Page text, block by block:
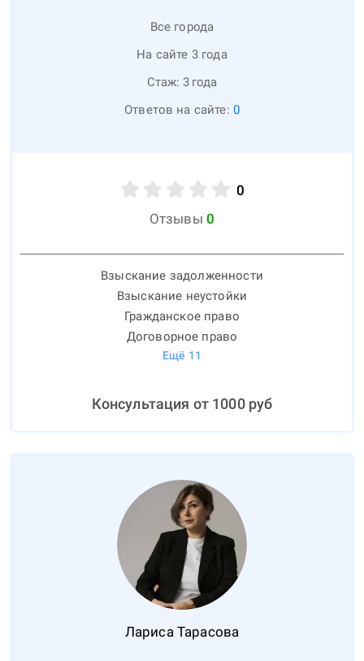
Все города
На сайте 3 года
Стаж: 3 года
Ответов на сайте: 0
0
Отзывы 0
Взыскание задолженности
Взыскание неустойки
Гражданское право
Договорное право
Ещё 11
Консультация от 1000руб
Лариса Тарасова